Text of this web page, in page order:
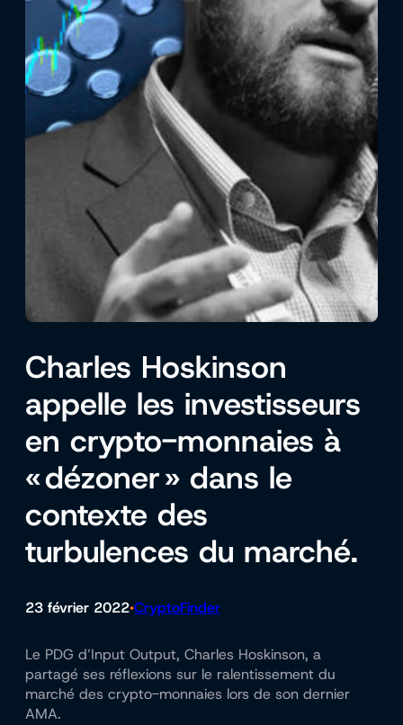
Charles Hoskinson
appelle les investisseurs
en crypto-monnaies à
« dézoner » dans le
contexte des
turbulences du marché.
23 février 2022•CryptoFinder
Le PDG d’Input Output, Charles Hoskinson, a
partagé ses réflexions sur le ralentissement du
marché des crypto-monnaies lors de son dernier
AMA.